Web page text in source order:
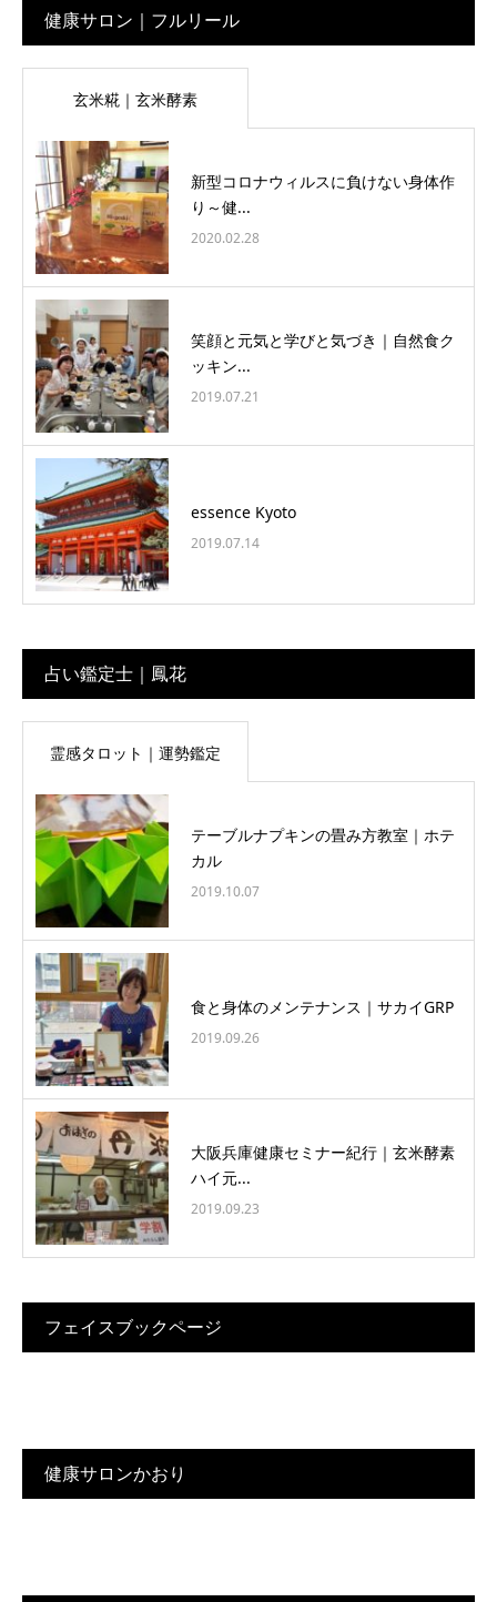
健康サロン｜フルリール
玄米糀｜玄米酵素
新型コロナウィルスに負けない身体作
り～健...
2020.02.28
笑顔と元気と学びと気づき｜自然食ク
ッキン...
2019.07.21
essence Kyoto
2019.07.14
占い鑑定士｜鳳花
霊感タロット｜運勢鑑定
テーブルナプキンの畳み方教室｜ホテ
カル
2019.10.07
食と身体のメンテナンス｜サカイGRP
2019.09.26
大阪兵庫健康セミナー紀行｜玄米酵素
ハイ元...
2019.09.23
フェイスブックページ
健康サロンかおり